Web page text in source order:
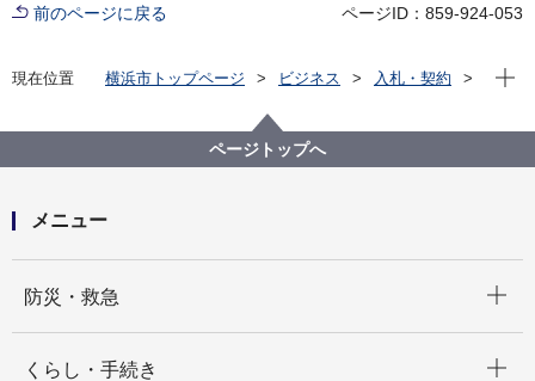
前のページに戻る ページID：859-924-053
現在位置 横浜市トップページ ビジネス
入札・契約
緊急を要する契約の締結結果
現在
ページトップへ
メニュー
防災・救急
くらし・手続き